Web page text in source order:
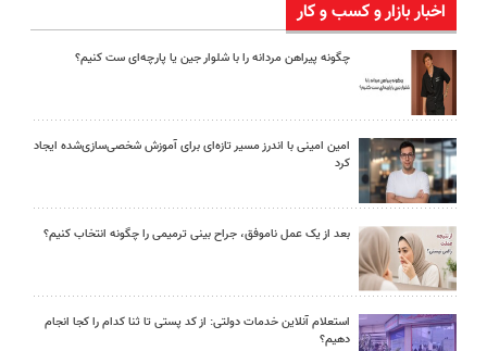
اخبار بازار و کسب و کار
چگونه پیراهن مردانه را با شلوار جین یا پارچه‌ای ست کنیم؟
امین امینی با اندرز مسیر تازه‌ای برای آموزش شخصی‌سازی‌شده ایجاد
کرد
بعد از یک عمل ناموفق، جراح بینی ترمیمی را چگونه انتخاب کنیم؟
استعلام آنلاین خدمات دولتی: از کد پستی تا ثنا کدام را کجا انجام
دهیم؟